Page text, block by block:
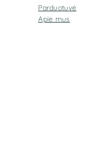
Parduotuvė
Apie mus